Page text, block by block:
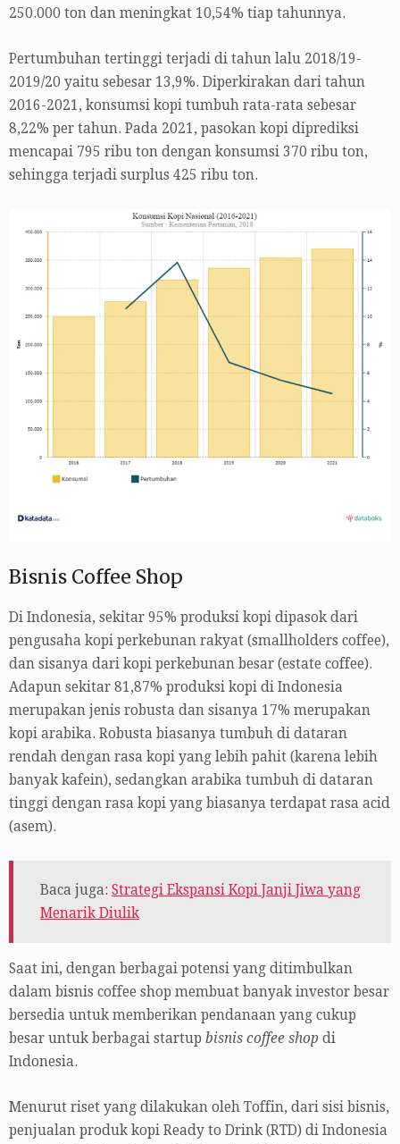
250.000 ton dan meningkat 10,54% tiap tahunnya.
Pertumbuhan tertinggi terjadi di tahun lalu 2018/19-
2019/20 yaitu sebesar 13,9%. Diperkirakan dari tahun
2016-2021, konsumsi kopi tumbuh rata-rata sebesar
8,22% per tahun. Pada 2021, pasokan kopi diprediksi
mencapai 795 ribu ton dengan konsumsi 370 ribu ton,
sehingga terjadi surplus 425 ribu ton.
Bisnis Coffee Shop
Di Indonesia, sekitar 95% produksi kopi dipasok dari
pengusaha kopi perkebunan rakyat (smallholders coffee),
dan sisanya dari kopi perkebunan besar (estate coffee).
Adapun sekitar 81,87% produksi kopi di Indonesia
merupakan jenis robusta dan sisanya 17% merupakan
kopi arabika. Robusta biasanya tumbuh di dataran
rendah dengan rasa kopi yang lebih pahit (karena lebih
banyak kafein), sedangkan arabika tumbuh di dataran
tinggi dengan rasa kopi yang biasanya terdapat rasa acid
(asem).
Baca juga: Strategi Ekspansi Kopi Janji Jiwa yang
Menarik Diulik
Saat ini, dengan berbagai potensi yang ditimbulkan
dalam bisnis coffee shop membuat banyak investor besar
bersedia untuk memberikan pendanaan yang cukup
besar untuk berbagai startup bisnis coffee shop di
Indonesia.
Menurut riset yang dilakukan oleh Toffin, dari sisi bisnis,
penjualan produk kopi Ready to Drink (RTD) di Indonesia